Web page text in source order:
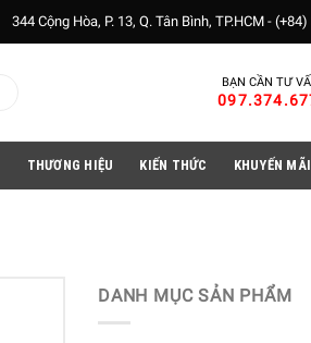
344 Cộng Hòa, P. 13, Q. Tân Bình, TP.HCM - (+84)
BẠN CẦN TƯ
THƯƠNG HIỆU KIẾN THỨC KHUYẾN MÃI
Máy
DANH MỤC SẢN PHẨM